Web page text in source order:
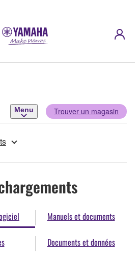
Menu Trouver un magasin
Manuels et documents
Documents et données